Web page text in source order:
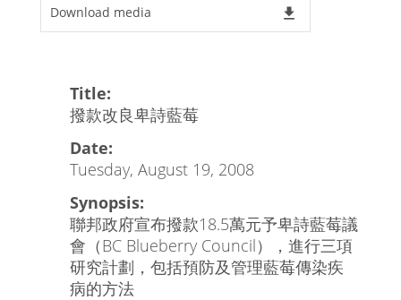
Download media file_download
Title:
撥款改良卑詩藍莓
Date:
Tuesday, August 19, 2008
Synopsis:
聯邦政府宣布撥款18.5萬元予卑詩藍莓議
會（BC Blueberry Council），進行三項
研究計劃，包括預防及管理藍莓傳染疾
病的方法